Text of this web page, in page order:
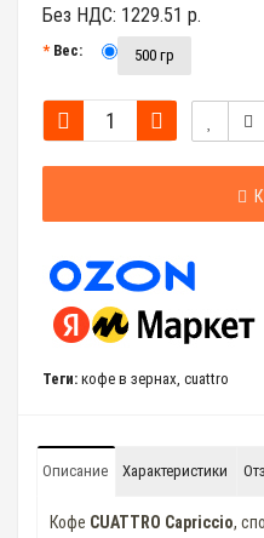
Без НДС: 1229.51 р.
Вес: 500 гр
Теги: кофе в зернах, cuattro
Описание Характеристики
Кофе CUATTRO Capriccio,